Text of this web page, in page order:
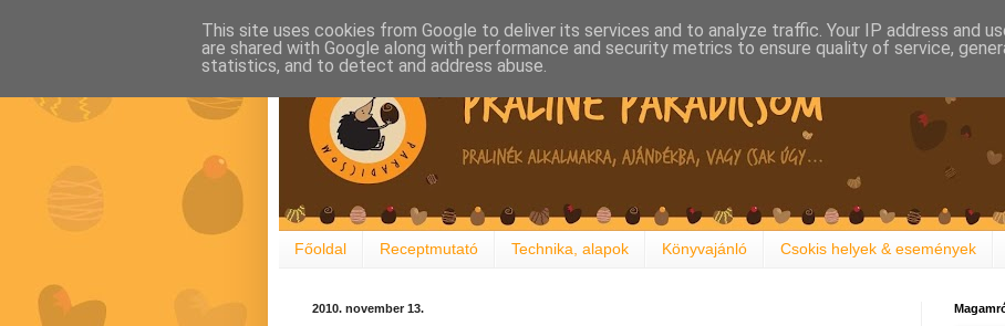
Főoldal Receptmutató Technika, alapok Könyvajánló Csokis helyek & események
2010. november 13.
This site uses cookies from Google to deliver its services and to analyze traffic. Your IP address and
are shared with Google along with performance and security metrics to ensure quality of service,
statistics, and to detect and address abuse.